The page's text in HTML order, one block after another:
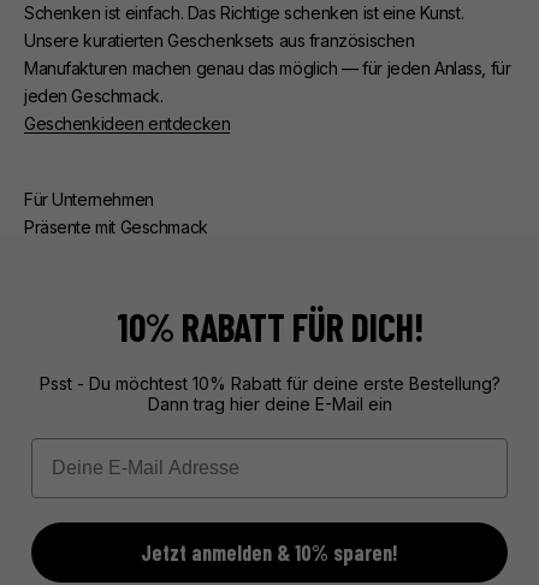
Schenken ist einfach. Das Richtige schenken ist eine Kunst.
Unsere kuratierten Geschenksets aus französischen
Manufakturen machen genau das möglich — für jeden Anlass, für
jeden Geschmack.
Geschenkideen entdecken
Für Unternehmen
Präsente mit Geschmack
Exklusive Geschenke aus Frankreich, unvergesslich verpackt.
Mehr über unseren Service erfahren
10% RABATT FÜR DICH!
Psst - Du möchtest 10% Rabatt für deine erste Bestellung?
Dann trag hier deine E-Mail ein
Email
Jetzt anmelden & 10% sparen!